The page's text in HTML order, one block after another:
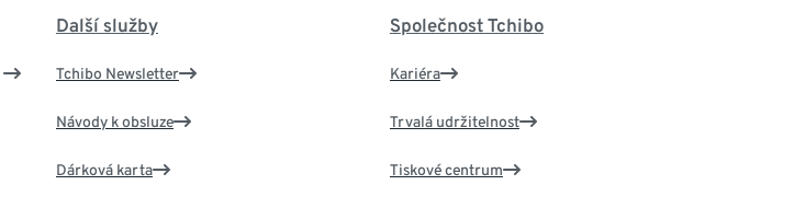
Další služby
Tchibo Newsletter
Návody k obsluze
Dárková karta
Společnost Tchibo
Kariéra
Trvalá udržitelnost
Tiskové centrum